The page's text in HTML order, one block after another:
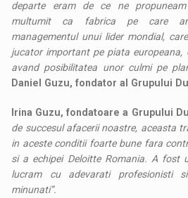
departe eram de ce ne
multumit ca fabrica pe care
managementul unui lider mondial,
jucator important pe piata europeana,
avand posibilitatea unor culmi pe
Daniel Guzu, fondator al Grupului
Irina Guzu, fondatoare a Grupului
de succesul afacerii noastre, aceasta
in aceste conditii foarte bune fara
si a echipei Deloitte Romania. A fost
lucram cu adevarati profesionisti
minunati”.